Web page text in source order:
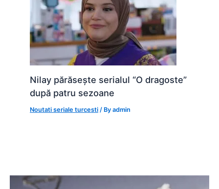
Nilay părăsește serialul “O dragoste”
după patru sezoane
Noutati seriale turcesti / Byadmin